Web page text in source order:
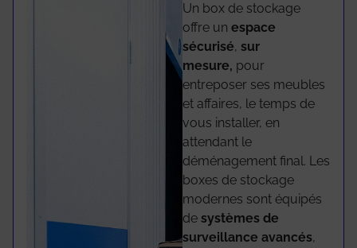
Un box de stockage
offre unespace
sécurisé,sur
mesure, pour
entreposer ses meubles
et affaires, le temps de
vous installer, en
attendant le
déménagement final. Les
boxes de stockage
modernes sont équipés
desystèmes de
surveillance avancés,